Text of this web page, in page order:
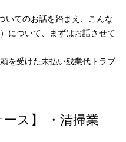
いてのお話を踏まえ、こんな
について、まずはお話させて
を受けた未払い残業代トラブ
ース】 ・清掃業